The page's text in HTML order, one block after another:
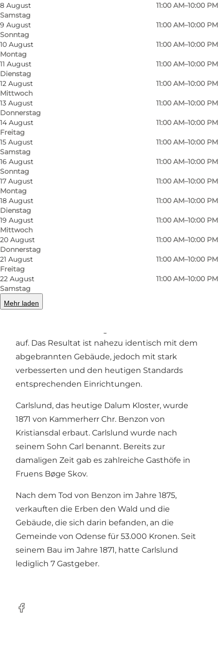
8 August
Samstag
11:00 AM–10:00 PM
9 August
Sonntag
11:00 AM–10:00 PM
10 August
Montag
11:00 AM–10:00 PM
11 August
Dienstag
11:00 AM–10:00 PM
12 August
Mittwoch
11:00 AM–10:00 PM
13 August
Donnerstag
11:00 AM–10:00 PM
14 August
Freitag
11:00 AM–10:00 PM
15 August
Samstag
11:00 AM–10:00 PM
16 August
Sonntag
11:00 AM–10:00 PM
17 August
Montag
11:00 AM–10:00 PM
18 August
Dienstag
11:00 AM–10:00 PM
19 August
Mittwoch
11:00 AM–10:00 PM
20 August
Donnerstag
11:00 AM–10:00 PM
21 August
Freitag
11:00 AM–10:00 PM
22 August
Samstag
11:00 AM–10:00 PM
Mehr laden
Foto:
Carlslund brannte am 20. Juni 2015 infolge eines
gelegten Feuers ab. Lokale Privatinvestoren
auf. Das Resultat ist nahezu identisch mit dem
abgebrannten Gebäude, jedoch mit stark
verbesserten und den heutigen Standards
entsprechenden Einrichtungen.
Carlslund, das heutige Dalum Kloster, wurde
1871 von Kammerherr Chr. Benzon von
Kristiansdal erbaut. Carlslund wurde nach
seinem Sohn Carl benannt. Bereits zur
damaligen Zeit gab es zahlreiche Gasthöfe in
Fruens Bøge Skov.
Nach dem Tod von Benzon im Jahre 1875,
verkauften die Erben den Wald und die
Gebäude, die sich darin befanden, an die
Gemeinde von Odense für 53.000 Kronen. Seit
seinem Bau im Jahre 1871, hatte Carlslund
lediglich 7 Gastgeber.
Facebook